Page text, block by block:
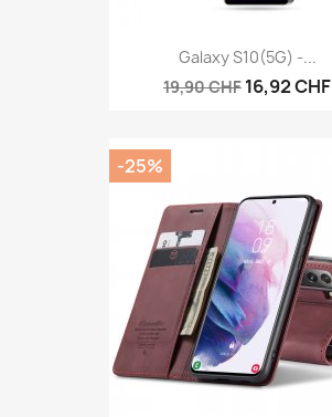
Galaxy S10(5G) -...
19,90 CHF 16,92 CHF
-25%